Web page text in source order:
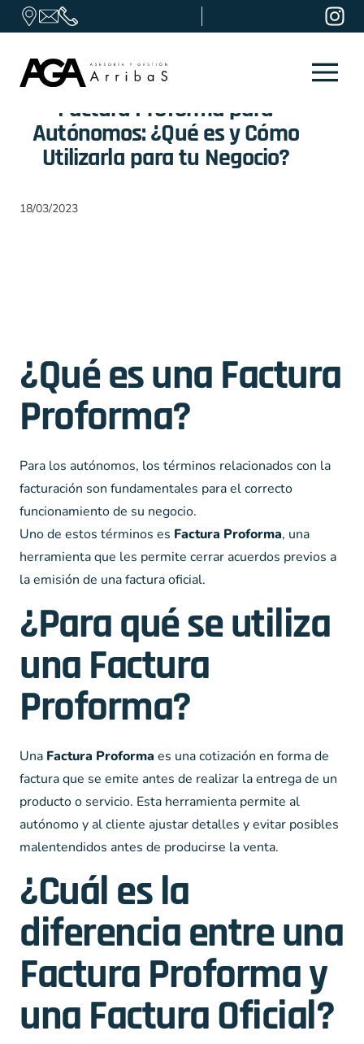
Skip to content
Factura Proforma para
Autónomos: ¿Qué es y Cómo
Utilizarla para tu Negocio?
18/03/2023
¿Qué es una Factura
Proforma?
Para los autónomos, los términos relacionados con la
facturación son fundamentales para el correcto
funcionamiento de su negocio.
Uno de estos términos es Factura Proforma, una
herramienta que les permite cerrar acuerdos previos a
la emisión de una factura oficial.
¿Para qué se utiliza
una Factura
Proforma?
Una Factura Proforma es una cotización en forma de
factura que se emite antes de realizar la entrega de un
producto o servicio. Esta herramienta permite al
autónomo y al cliente ajustar detalles y evitar posibles
malentendidos antes de producirse la venta.
¿Cuál es la
diferencia entre una
Factura Proforma y
una Factura Oficial?